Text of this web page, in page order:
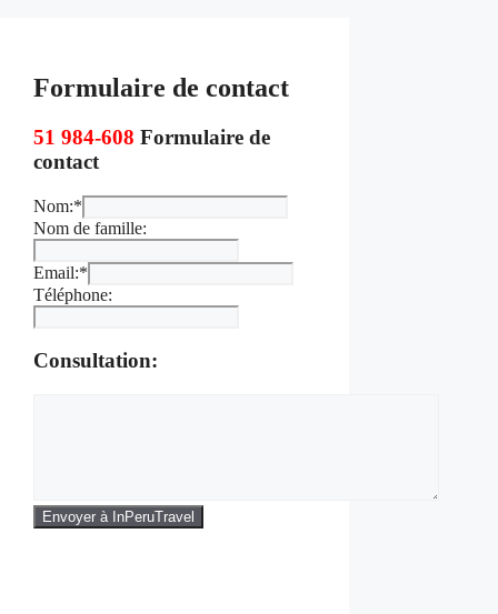
Formulaire de contact
51 984-608 Formulaire de
contact
Nom:*
Nom de famille:
Email:*
Téléphone:
Consultation: